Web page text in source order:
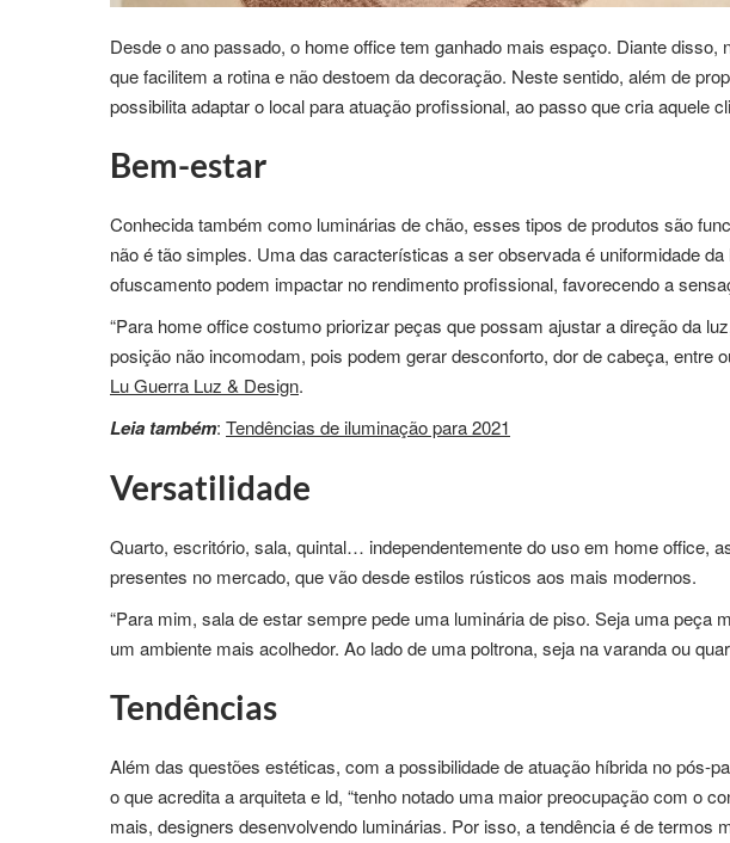
Desde o ano passado, o home office tem ganhado mais espaço. Diante
que facilitem a rotina e não destoem da decoração. Neste sentido, além de
possibilita adaptar o local para atuação profissional, ao passo que cria aquele
Bem-estar
Conhecida também como luminárias de chão, esses tipos de produtos são
não é tão simples. Uma das características a ser observada é uniformidade
ofuscamento podem impactar no rendimento profissional, favorecendo a
“Para home office costumo priorizar peças que possam ajustar a direção da
posição não incomodam, pois podem gerar desconforto, dor de cabeça, entre
Lu Guerra Luz & Design.
Leia também: Tendências de iluminação para 2021
Versatilidade
Quarto, escritório, sala, quintal… independentemente do uso em home office,
presentes no mercado, que vão desde estilos rústicos aos mais modernos.
“Para mim, sala de estar sempre pede uma luminária de piso. Seja uma
um ambiente mais acolhedor. Ao lado de uma poltrona, seja na varanda ou
Tendências
Além das questões estéticas, com a possibilidade de atuação híbrida no pós-
o que acredita a arquiteta e ld, “tenho notado uma maior preocupação com o
mais, designers desenvolvendo luminárias. Por isso, a tendência é de termos